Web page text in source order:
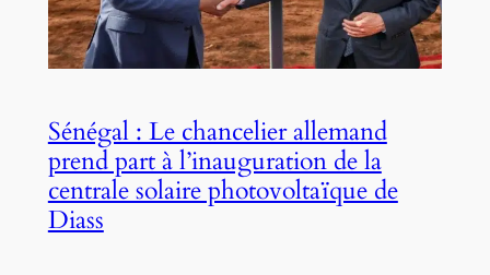
Sénégal : Le chancelier allemand
prend part à l’inauguration de la
centrale solaire photovoltaïque de
Diass